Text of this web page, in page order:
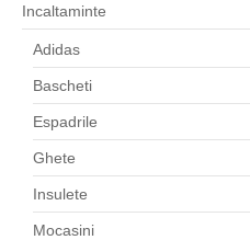
Incaltaminte
Adidas
Bascheti
Espadrile
Ghete
Insulete
Mocasini